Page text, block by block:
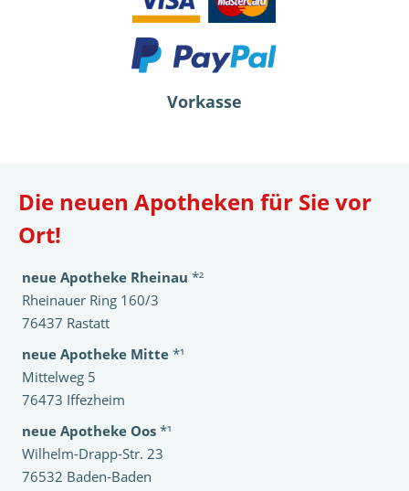
Vorkasse
Die neuen Apotheken für Sie vor
Ort!
neue Apotheke Rheinau *²
Rheinauer Ring 160/3
76437 Rastatt
neue Apotheke Mitte *¹
Mittelweg 5
76473 Iffezheim
neue Apotheke Oos *¹
Wilhelm-Drapp-Str. 23
76532 Baden-Baden